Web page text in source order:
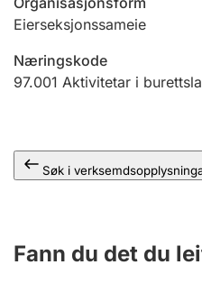
Andre tema
Eierseksjonssameie
Næringskode
97.001 Aktivitetar i
Søk i
Fann du det du